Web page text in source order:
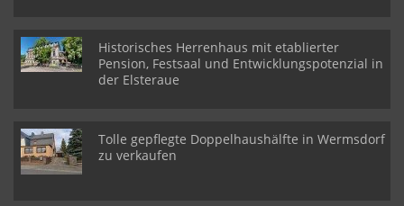
Historisches Herrenhaus mit etablierter
Pension, Festsaal und Entwicklungspotenzial in
der Elsteraue
Tolle gepflegte Doppelhaushälfte in Wermsdorf
zu verkaufen